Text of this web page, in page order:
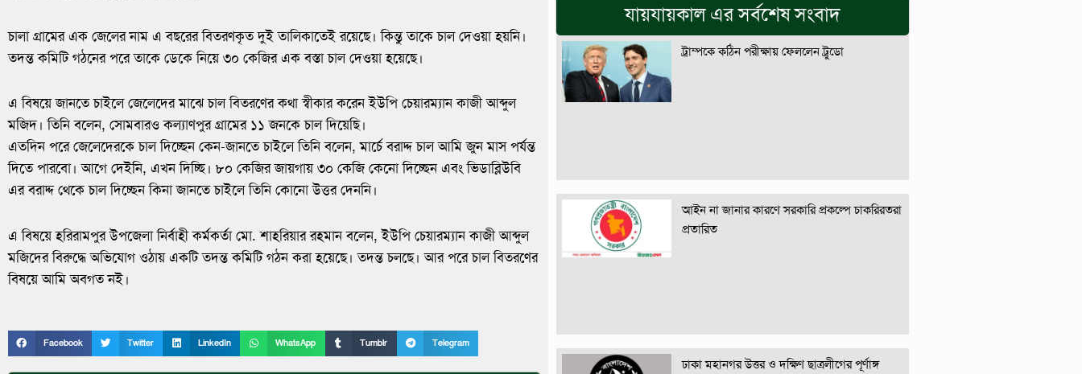
চালা গ্রামের এক জেলের নাম এ বছরের বিতরণকৃত দুই তালিকাতেই রয়েছে। কিন্তু তাকে চাল দেওয়া হয়নি।
তদন্ত কমিটি গঠনের পরে তাকে ডেকে নিয়ে ৩০ কেজির এক বস্তা চাল দেওয়া হয়েছে।
এ বিষয়ে জানতে চাইলে জেলেদের মাঝে চাল বিতরণের কথা স্বীকার করেন ইউপি চেয়ারম্যান কাজী আব্দুল
মজিদ। তিনি বলেন, সোমবারও কল্যাণপুর গ্রামের ১১ জনকে চাল দিয়েছি।
এতদিন পরে জেলেদেরকে চাল দিচ্ছেন কেন-জানতে চাইলে তিনি বলেন, মার্চে বরাদ্দ চাল আমি জুন মাস পর্যন্ত
দিতে পারবো। আগে দেইনি, এখন দিচ্ছি। ৮০ কেজির জায়গায় ৩০ কেজি কেনো দিচ্ছেন এবং ভিডাব্লিউবি
এর বরাদ্দ থেকে চাল দিচ্ছেন কিনা জানতে চাইলে তিনি কোনো উত্তর দেননি।
এ বিষয়ে হরিরামপুর উপজেলা নির্বাহী কর্মকর্তা মো. শাহরিয়ার রহমান বলেন, ইউপি চেয়ারম্যান কাজী আব্দুল
মজিদের বিরুদ্ধে অভিযোগ ওঠায় একটি তদন্ত কমিটি গঠন করা হয়েছে। তদন্ত চলছে। আর পরে চাল বিতরণের
বিষয়ে আমি অবগত নই।
Facebook Twitter LinkedIn WhatsApp Tumblr Telegram
যায়যায়কাল এর সর্বশেষ সংবাদ
ট্রাম্পকে কঠিন পরীক্ষায় ফেললেন ট্রুডো
আইন না জানার কারণে সরকারি প্রকল্পে চাকরিরতরা
প্রতারিত
ঢাকা মহানগর উত্তর ও দক্ষিণ ছাত্রলীগের পূর্ণাঙ্গ